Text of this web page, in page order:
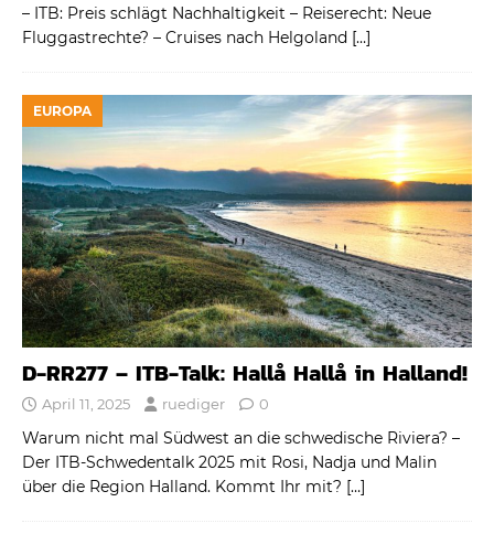
– ITB: Preis schlägt Nachhaltigkeit – Reiserecht: Neue
Fluggastrechte? – Cruises nach Helgoland […]
EUROPA
D-RR277 – ITB-Talk: Hallå Hallå in Halland!
April 11, 2025 ruediger 0
Warum nicht mal Südwest an die schwedische Riviera? –
Der ITB-Schwedentalk 2025 mit Rosi, Nadja und Malin
über die Region Halland. Kommt Ihr mit? […]